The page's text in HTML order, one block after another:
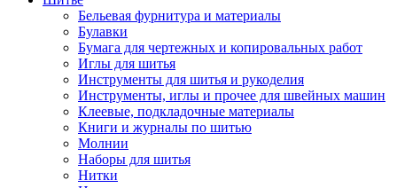
Бельевая фурнитура и материалы
Булавки
Бумага для чертежных и копировальных работ
Иглы для шитья
Инструменты для шитья и рукоделия
Инструменты, иглы и прочее для швейных машин
Клеевые, подкладочные материалы
Книги и журналы по шитью
Молнии
Наборы для шитья
Нитки